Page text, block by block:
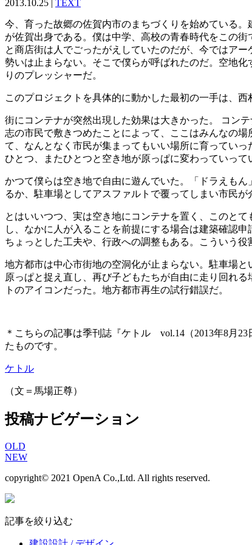
2013.10.25 | TEXT
今、育った故郷の佐賀内市のまちづくりを始めている
が佐賀出身である。僕は中学、高校の青春時代をこの
と商店街は人でごったがえしていたのだが、今ではア
勢いは止まらない。そこで僕らが呼ばれたのだ。空地
りのプレッシャーだ。
このプロジェクトを具体的に動かした最初の一手は、
街にコンテナが突然出現した効果は大きかった。 コン
志の市民で敷きつめたことによって、ここはみんなの
て、なんとなく市民が集まってもいい場所に育ってい
ひとつ、またひとつと空き地が原っぱに変わっていって
かつて僕らは空き地で自由に遊んでいた。「ドラえも
るか、駐車場としてアスファルトで覆ってしまい市民
とはいいつつ、実は空き地にコンテナを置く、このと
し、なかに人が入ることを前提にする場合は建築確認
ちょっとした工夫や、行政への調整もある。こういう役
地方都市は中心市街地の空洞化が止まらない。駐車場
原っぱと捉え直し、再び子どもたちが自由に走り回れ
トのアイコンだった。地方都市再生の試行錯誤だ。
＊こちらの記事は季刊誌『ケトル vol.14（2013年8月
たものです。
ケトル
（文＝馬場正尊）
投稿ナビゲーション
OLD
NEW
copyright© 2021 OpenA Co.,Ltd. All rights reserved.
記事を絞り込む